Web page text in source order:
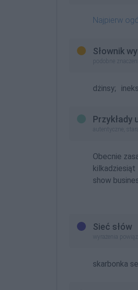
Najpierw
Słownik
podobne
dżinsy;
Przykłady
autentyczne,
Obecnie
kilkadziesiąt
show
Sieć słów
wyrażenia
skarbonka